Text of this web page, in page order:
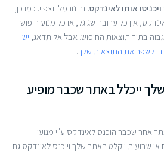
אותו לאינדקס. זה נורמלי וצפוי. כמו כן,
אין כל ערובה שגוגל, או כל מנוע חיפוש
בתוך תוצאות החיפוש. אבל אל תדאג, יש
לשפר את התוצאות שלך.
ייכלל באתר שכבר מופיע
אחר שכבר הוכנס לאינדקס ע"י מנועי
שבועות ייקלט האתר שלך ויוכנס לאינדקס גם